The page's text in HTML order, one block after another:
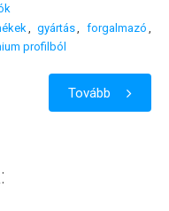
gyártás
forgalmazó
profilból
Tovább